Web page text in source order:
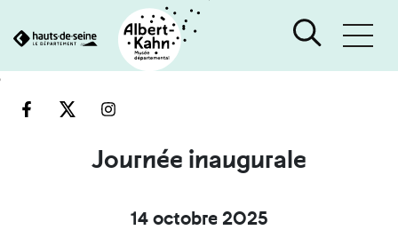
engine
Journée inaugurale
14 octobre 2025
Cookies management panel